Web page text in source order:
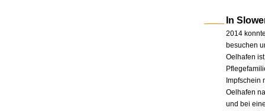
In
2014
besuchen
Oelhafen
Impfschein
Oelhafen
und bei